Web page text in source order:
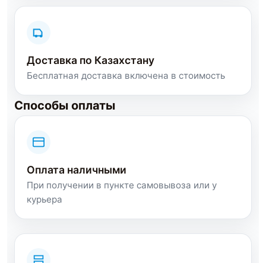
Доставка по Казахстану
Бесплатная доставка включена в стоимость
Способы оплаты
Оплата наличными
При получении в пункте самовывоза или у
курьера